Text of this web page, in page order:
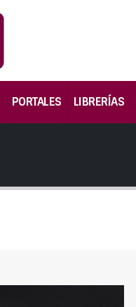
PORTALES LIBRERÍAS